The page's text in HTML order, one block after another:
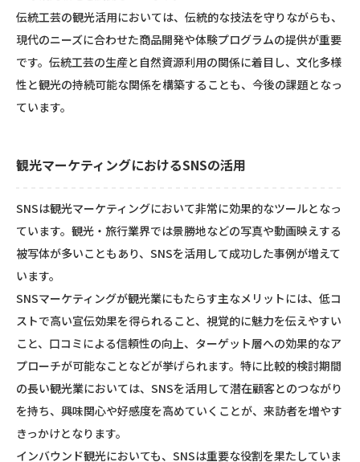
伝統工芸の観光活用においては、伝統的な技法を守りながらも、
現代のニーズに合わせた商品開発や体験プログラムの提供が重要
です。伝統工芸の生産と自然資源利用の関係に着目し、文化多様
性と観光の持続可能な関係を構築することも、今後の課題となっ
ています。
観光マーケティングにおけるSNSの活用
SNSは観光マーケティングにおいて非常に効果的なツールとなっ
ています。観光・旅行業界では景勝地などの写真や動画映えする
被写体が多いこともあり、SNSを活用して成功した事例が増えて
います。
SNSマーケティングが観光業にもたらす主なメリットには、低コ
ストで高い宣伝効果を得られること、視覚的に魅力を伝えやすい
こと、口コミによる信頼性の向上、ターゲット層への効果的なア
プローチが可能なことなどが挙げられます。特に比較的検討期間
の長い観光業においては、SNSを活用して潜在顧客とのつながり
を持ち、興味関心や好感度を高めていくことが、来訪者を増やす
きっかけとなります。
インバウンド観光においても、SNSは重要な役割を果たしていま